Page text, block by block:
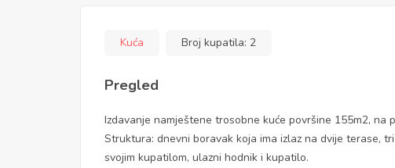
Kuća Broj kupatila: 2
Pregled
Izdavanje namještene trosobne kuće površine 155m2, na
Struktura: dnevni boravak koja ima izlaz na dvije terase,
svojim kupatilom, ulazni hodnik i kupatilo.